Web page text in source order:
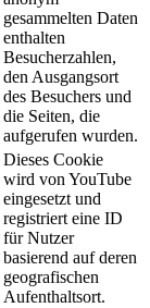
gesammelten Daten
enthalten
Besucherzahlen,
den Ausgangsort
des Besuchers und
die Seiten, die
aufgerufen wurden.
Dieses Cookie
wird von YouTube
eingesetzt und
registriert eine ID
für Nutzer
basierend auf deren
geografischen
Aufenthaltsort.